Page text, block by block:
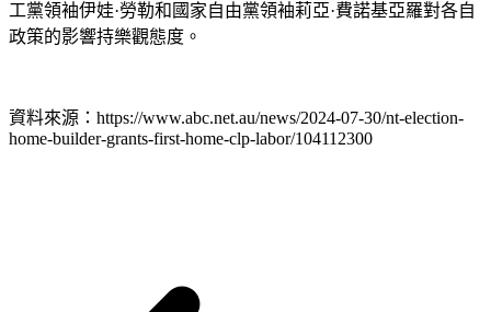
工黨領袖伊娃·勞勒和國家自由黨領袖莉亞·費諾基亞羅對各自
政策的影響持樂觀態度。
資料來源：https://www.abc.net.au/news/2024-07-30/nt-election-
home-builder-grants-first-home-clp-labor/104112300